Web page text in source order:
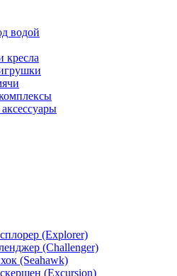
водой
кресла
(Explorer)
(Challenger)
(Seahawk)
(Excursion)